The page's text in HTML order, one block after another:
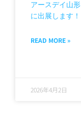
アースデイ山形
に出展します！
READ MORE »
2026年4月2日